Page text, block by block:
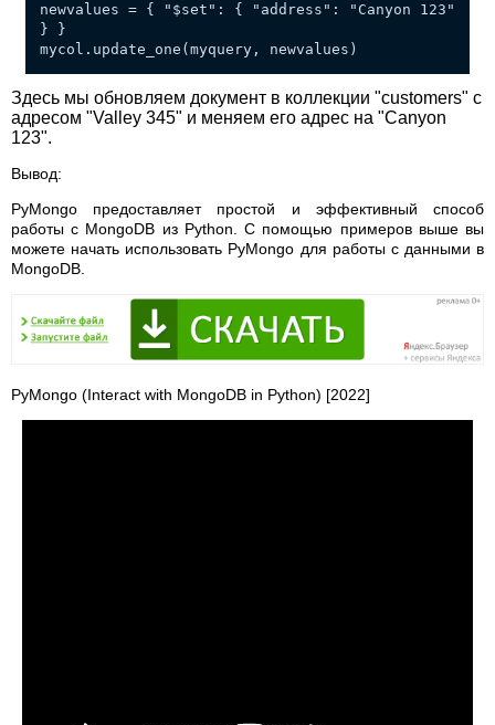
newvalues = { "$set": { "address": "Canyon 123"
} }
mycol.update_one(myquery, newvalues)
Здесь мы обновляем документ в коллекции "customers" с
адресом "Valley 345" и меняем его адрес на "Canyon
123".
Вывод:
PyMongo предоставляет простой и эффективный способ
работы с MongoDB из Python. С помощью примеров выше вы
можете начать использовать PyMongo для работы с данными в
MongoDB.
PyMongo (Interact with MongoDB in Python) [2022]